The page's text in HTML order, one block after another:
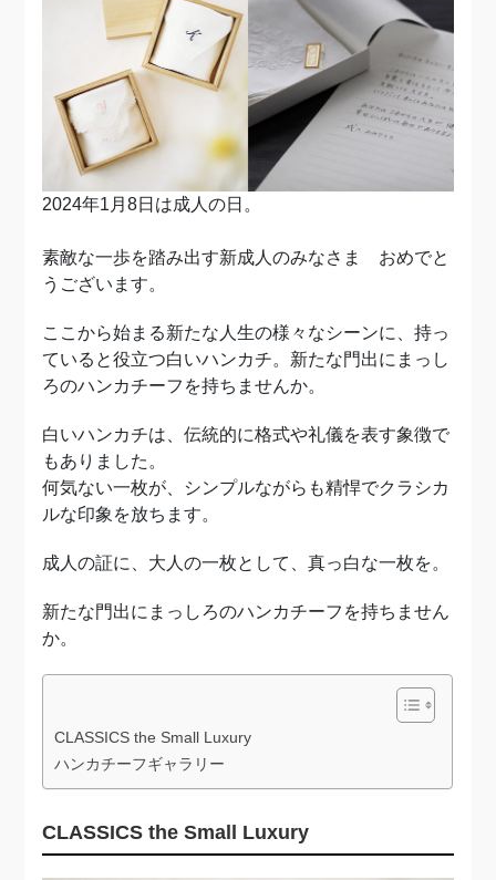
2024年1月8日は成人の日。
素敵な一歩を踏み出す新成人のみなさま おめでと
うございます。
ここから始まる新たな人生の様々なシーンに、持っ
ていると役立つ白いハンカチ。新たな門出にまっし
ろのハンカチーフを持ちませんか。
白いハンカチは、伝統的に格式や礼儀を表す象徴で
もありました。
何気ない一枚が、シンプルながらも精悍でクラシカ
ルな印象を放ちます。
成人の証に、大人の一枚として、真っ白な一枚を。
新たな門出にまっしろのハンカチーフを持ちません
か。
CLASSICS the Small Luxury
ハンカチーフギャラリー
CLASSICS the Small Luxury